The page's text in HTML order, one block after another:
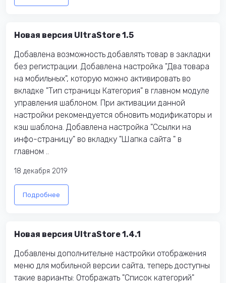
Новая версия UltraStore 1.5
Добавлена возможность добавлять товар в закладки
без регистрации. Добавлена настройка "Два товара
на мобильных", которую можно активировать во
вкладке "Тип страницы Категория" в главном модуле
управления шаблоном. При активации данной
настройки рекомендуется обновить модификаторы и
кэш шаблона. Добавлена настройка "Ссылки на
инфо-страницу" во вкладку "Шапка сайта " в
главном ..
18 декабря 2019
Подробнее
Новая версия UltraStore 1.4.1
Добавлены дополнительне настройки отображения
меню для мобильной версии сайта, теперь доступны
такие варианты: Отображать "Список категорий"